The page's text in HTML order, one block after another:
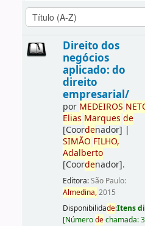
Direito dos
negócios
aplicado: do
direito
empresarial/
por MEDEIROS
Elias Marques de
[Coordenador] |
SIMÃO FILHO,
Adalberto
[Coordenador].
Editora:São Paulo:
Almedina,2015
Disponibilidade:Itens
[Númerodechamada: